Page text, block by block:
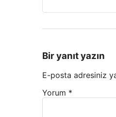
Bir yanıt yazın
E-posta adresiniz
Yorum *